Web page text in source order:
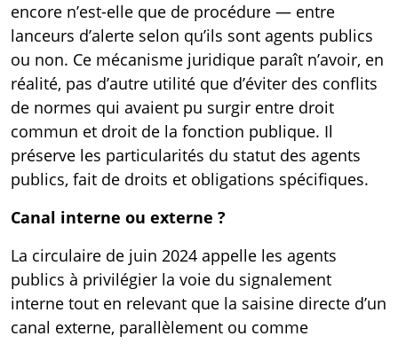
encore n’est-elle que de procédure — entre
lanceurs d’alerte selon qu’ils sont agents publics
ou non. Ce mécanisme juridique paraît n’avoir, en
réalité, pas d’autre utilité que d’éviter des conflits
de normes qui avaient pu surgir entre droit
commun et droit de la fonction publique. Il
préserve les particularités du statut des agents
publics, fait de droits et obligations spécifiques.
Canal interne ou externe ?
La circulaire de juin 2024 appelle les agents
publics à privilégier la voie du signalement
interne tout en relevant que la saisine directe d’un
canal externe, parallèlement ou comme